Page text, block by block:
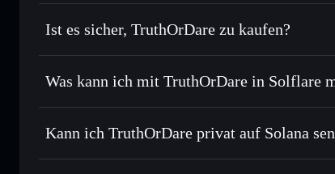
Ist es sicher, TruthOrDare zu kaufen?
TruthOrDare nicht
Was kann ich mit TruthOrDare in Solflare
TruthOrDare
Solflare-Wallet
Sofort tauschen– handle DARE gegen SOL, USDC
Kann ich TruthOrDare privat auf Solana
Privacy